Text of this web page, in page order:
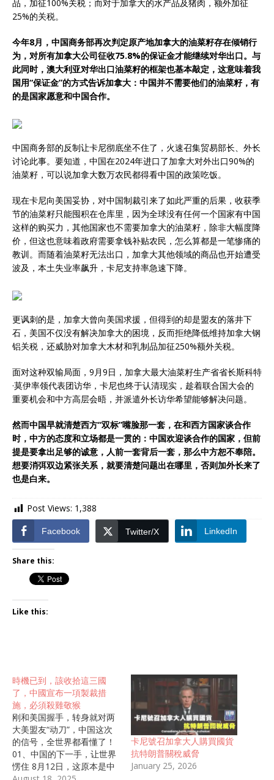
品，加征100%关税；而对于加拿大的水产品及猪肉，额外加征
25%的关税。
今年8月，中国商务部再次判定原产地加拿大的油菜籽存在倾销行
为，对所有加拿大公司征收75.8%的保证金才能继续对华出口。与
此同时，澳大利亚对华出口油菜籽的框架也基本敲定，这意味着我
国用“保证金”的方式告诉加拿大：中国并不需要他们的油菜籽，有
的是国家愿意和中国合作。
中国商务部的反制让卡尼彻底坐不住了，火速召集贸易部长、外长
讨论此事。要知道，中国在2024年进口了加拿大对外出口90%的
油菜籽，可以说加拿大数万农民都得看中国的政策吃饭。
现在卡尼向美国妥协，对中国制裁引来了如此严重的后果，收获季
节的油菜籽只能囤积在仓库里，因为全球没有任何一个国家有中国
这样的购买力，其他国家也不需要加拿大的油菜籽，除非大幅度降
价，但这也意味着政府需要拿钱补贴农民，怎么算都是一笔惨痛的
教训。而随着油菜籽无法出口，加拿大其他领域的商品也开始遭受
波及，本土失业率飙升，卡尼支持率急速下降。
更讽刺的是，加拿大曾向美国求援，但得到的却是盟友的落井下
石，美国不仅没有解决加拿大的困境，反而拒绝降低维持加拿大钢
铝关税，还威胁对加拿大木材和乳制品加征250%额外关税。
面对这种双输局面，9月9日，加拿大最大油菜籽生产省省长斯科特
·莫伊率领代表团访华，卡尼也终于认清现实，趁着联合国大会的
重要机会和中方高层会晤，并派遣外长访华希望能够解决问题。
然而中国早就清楚西方“双标”嘴脸那一套，在和西方国家谈合作
时，中方的态度和立场都是一贯的：中国欢迎谈合作的国家，但前
提是要拿出足够的诚意，人前一套背后一套，那么中方恕不奉陪。
想要消弭双边紧张关系，就要清楚问题出在哪里，否则加外长来了
也是白来。
Post Views: 1,388
Facebook Twitter/X LinkedIn
Share this:
Like this:
時機已到，該收拾這三國
了，中國宣布一項製裁措
施，必須殺雞敬猴
刚和美国握手，转身就对两
大美盟友“动刀”，中国这次
的信号，全世界都看懂了！
01、中国的下一手，让世界
愣住 8月12日，这原本是中
卡尼號召加拿大人購買國貨
抗特朗普關稅威脅
January 25, 2026